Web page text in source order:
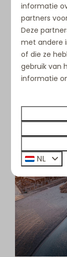
ofstap op
routes die
gezellige
in overvloed.
oud!
informatie
partners
Deze
met andere
of die ze
gebruik van
informatie
NL